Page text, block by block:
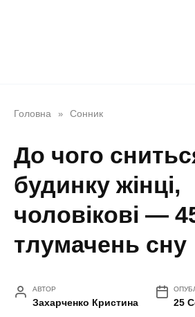
Головна » Сонник
До чого
будинку жінці,
чоловікові —
тлумачень сну
АВТОР
Захарченко Кристина 25